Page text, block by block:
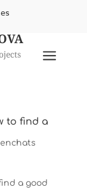
a
to find a
a good